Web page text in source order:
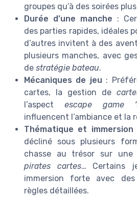
groupes qu’à des soirées
Durée d’une manche :
des parties rapides, idéales
d’autres invitent à des
plusieurs manches, avec
de stratégie bateau.
Mécaniques de jeu :
cartes, la gestion de
l’aspect escape game ?
influencent l’ambiance et la
Thématique et immersion
décliné sous plusieurs
chasse au trésor sur
pirates cartes… Certains
immersion forte avec
règles détaillées.